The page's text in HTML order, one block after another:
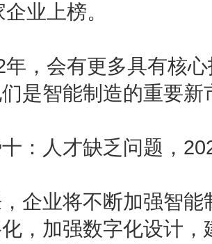
业上榜。
会有更多具有核心
是智能制造的重要
人才缺乏问题，
业将不断加强智能
，加强数字化设计